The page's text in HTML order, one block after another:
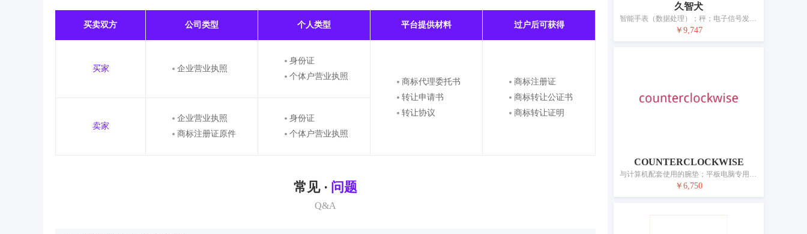
买卖双方 公司类型 个人类型 平台提供材料 过户后可获得
买家 企业营业执照
身份证
个体户营业执照
商标代理委托书
转让申请书
转让协议
商标注册证
商标转让公证书
商标转让证明
卖家
企业营业执照
商标注册证原件
身份证
个体户营业执照
常见 · 问题
Q&A
久智犬
智能手表（数据处理）；秤；电子信号发射器；智能音箱；照相机（摄影）；计量仪器；传感器；具有空气净化功能的防尘口罩；生物指纹门锁；移动电源（可充电电池）
￥9,747
COUNTERCLOCKWISE
与计算机配套使用的腕垫；平板电脑专用支架；笔记本电脑专用支架；计算机专用托架；计算机外围设备；计算机显示器专用托架；生物识别扫描仪；绘图机；头戴式虚拟现实装置；测量仪器
￥6,750